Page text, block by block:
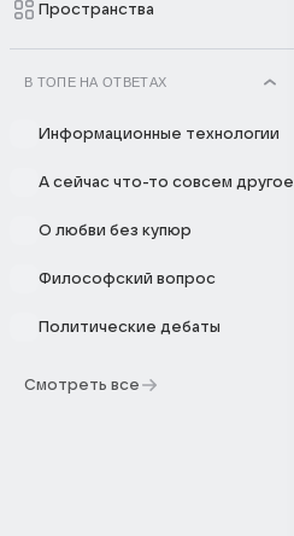
Пространства
В ТОПЕ НА ОТВЕТАХ
Информационные технологии
А сейчас что-то совсем другое
О любви без купюр
Философский вопрос
Политические дебаты
Смотреть все